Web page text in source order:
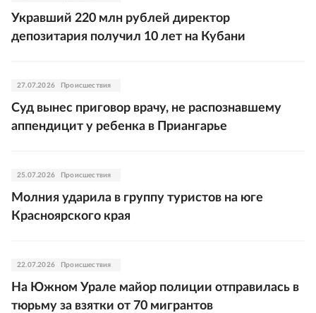
Укравший 220 млн рублей директор
депозитария получил 10 лет на Кубани
27.07.2026 Происшествия
Суд вынес приговор врачу, не распознавшему
аппендицит у ребенка в Приангарье
25.07.2026 Происшествия
Молния ударила в группу туристов на юге
Красноярского края
22.07.2026 Происшествия
На Южном Урале майор полиции отправилась в
тюрьму за взятки от 70 мигрантов